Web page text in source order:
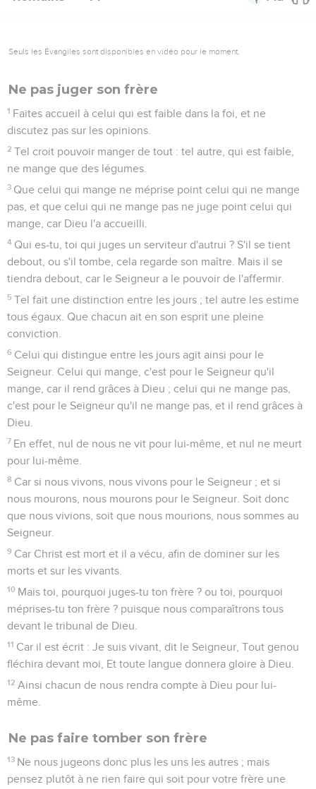
Seuls les Évangiles sont disponibles en vidéo pour le moment.
Ne pas juger son frère
1 Faites accueil à celui qui est faible dans la foi, et ne
discutez pas sur les opinions.
2 Tel croit pouvoir manger de tout : tel autre, qui est faible,
ne mange que des légumes.
3 Que celui qui mange ne méprise point celui qui ne mange
pas, et que celui qui ne mange pas ne juge point celui qui
mange, car Dieu l'a accueilli.
4 Qui es-tu, toi qui juges un serviteur d'autrui ? S'il se tient
debout, ou s'il tombe, cela regarde son maître. Mais il se
tiendra debout, car le Seigneur a le pouvoir de l'affermir.
5 Tel fait une distinction entre les jours ; tel autre les estime
tous égaux. Que chacun ait en son esprit une pleine
conviction.
6 Celui qui distingue entre les jours agit ainsi pour le
Seigneur. Celui qui mange, c'est pour le Seigneur qu'il
mange, car il rend grâces à Dieu ; celui qui ne mange pas,
c'est pour le Seigneur qu'il ne mange pas, et il rend grâces à
Dieu.
7 En effet, nul de nous ne vit pour lui-même, et nul ne meurt
pour lui-même.
8 Car si nous vivons, nous vivons pour le Seigneur ; et si
nous mourons, nous mourons pour le Seigneur. Soit donc
que nous vivions, soit que nous mourions, nous sommes au
Seigneur.
9 Car Christ est mort et il a vécu, afin de dominer sur les
morts et sur les vivants.
10 Mais toi, pourquoi juges-tu ton frère ? ou toi, pourquoi
méprises-tu ton frère ? puisque nous comparaîtrons tous
devant le tribunal de Dieu.
11 Car il est écrit : Je suis vivant, dit le Seigneur, Tout genou
fléchira devant moi, Et toute langue donnera gloire à Dieu.
12 Ainsi chacun de nous rendra compte à Dieu pour lui-
même.
Ne pas faire tomber son frère
13 Ne nous jugeons donc plus les uns les autres ; mais
pensez plutôt à ne rien faire qui soit pour votre frère une